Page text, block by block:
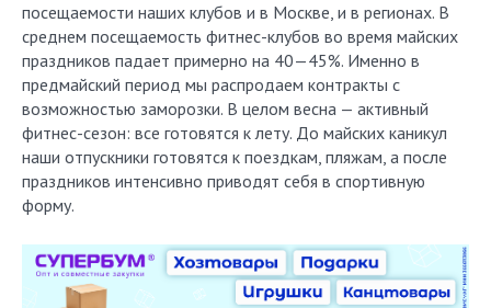
посещаемости наших клубов и в Москве, и в регионах. В
среднем посещаемость фитнес-клубов во время майских
праздников падает примерно на 40—45%. Именно в
предмайский период мы распродаем контракты с
возможностью заморозки. В целом весна — активный
фитнес-сезон: все готовятся к лету. До майских каникул
наши отпускники готовятся к поездкам, пляжам, а после
праздников интенсивно приводят себя в спортивную
форму.